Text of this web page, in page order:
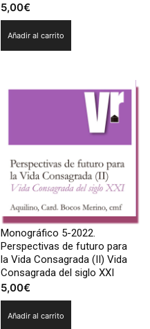
5,00€
Añadir al carrito
Monográfico 5-2022.
Perspectivas de futuro para
la Vida Consagrada (II) Vida
Consagrada del siglo XXI
5,00€
Añadir al carrito